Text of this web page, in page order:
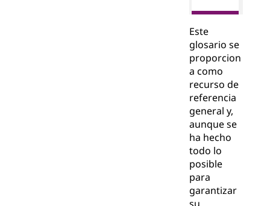
Este
glosario se
proporcion
a como
recurso de
referencia
general y,
aunque se
ha hecho
todo lo
posible
para
garantizar